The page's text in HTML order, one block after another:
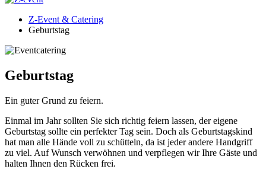
Z-Event & Catering
Geburtstag
Geburtstag
Ein guter Grund zu feiern.
Einmal im Jahr sollten Sie sich richtig feiern lassen, der eigene
Geburtstag sollte ein perfekter Tag sein. Doch als Geburtstagskind
hat man alle Hände voll zu schütteln, da ist jeder andere Handgriff
zu viel. Auf Wunsch verwöhnen und verpflegen wir Ihre Gäste und
halten Ihnen den Rücken frei.